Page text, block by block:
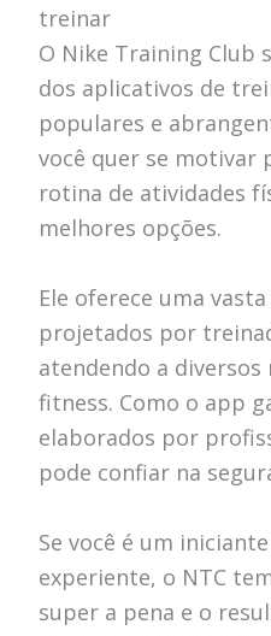
treinar
O Nike Training Club
dos aplicativos de
populares e
você quer se motivar
rotina de atividades
melhores opções.
Ele oferece uma
projetados por
atendendo a
fitness. Como o app
elaborados por
pode confiar na
Se você é um
experiente, o NTC
super a pena e o